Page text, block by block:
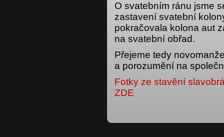
O svatebním ránu jsme
zastavení svatební
pokračovala kolona aut
na svatební obřad.
Přejeme tedy
a porozumění na
Fotky ze stavění
ZDE